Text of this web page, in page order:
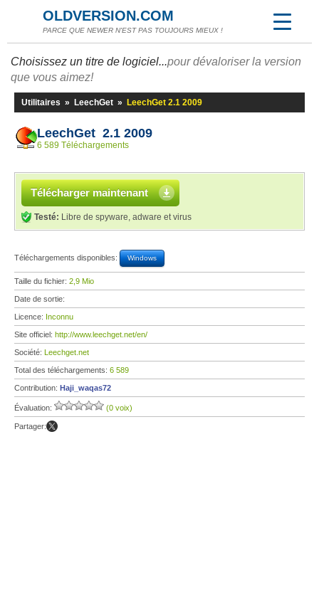
OLDVERSION.COM
PARCE QUE NEWER N'EST PAS TOUJOURS MIEUX !
Choisissez un titre de logiciel...pour dévaloriser la version
que vous aimez!
Utilitaires » LeechGet » LeechGet 2.1 2009
LeechGet 2.1 2009
6 589 Téléchargements
Télécharger maintenant
Testé: Libre de spyware, adware et virus
Téléchargements disponibles: Windows
Taille du fichier: 2,9 Mio
Date de sortie:
Licence: Inconnu
Site officiel: http://www.leechget.net/en/
Société: Leechget.net
Total des téléchargements: 6 589
Contribution: Haji_waqas72
Évaluation: (0 voix)
Partager: